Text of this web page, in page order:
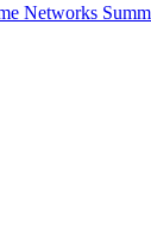
Networks